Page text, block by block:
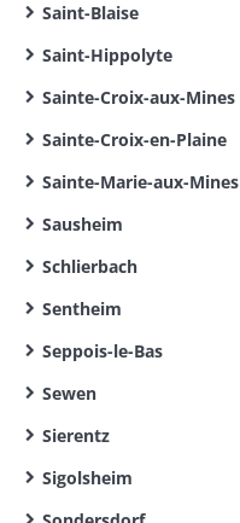
Saint-Blaise
Saint-Hippolyte
Sainte-Croix-aux-Mines
Sainte-Croix-en-Plaine
Sainte-Marie-aux-Mines
Sausheim
Schlierbach
Sentheim
Seppois-le-Bas
Sewen
Sierentz
Sigolsheim